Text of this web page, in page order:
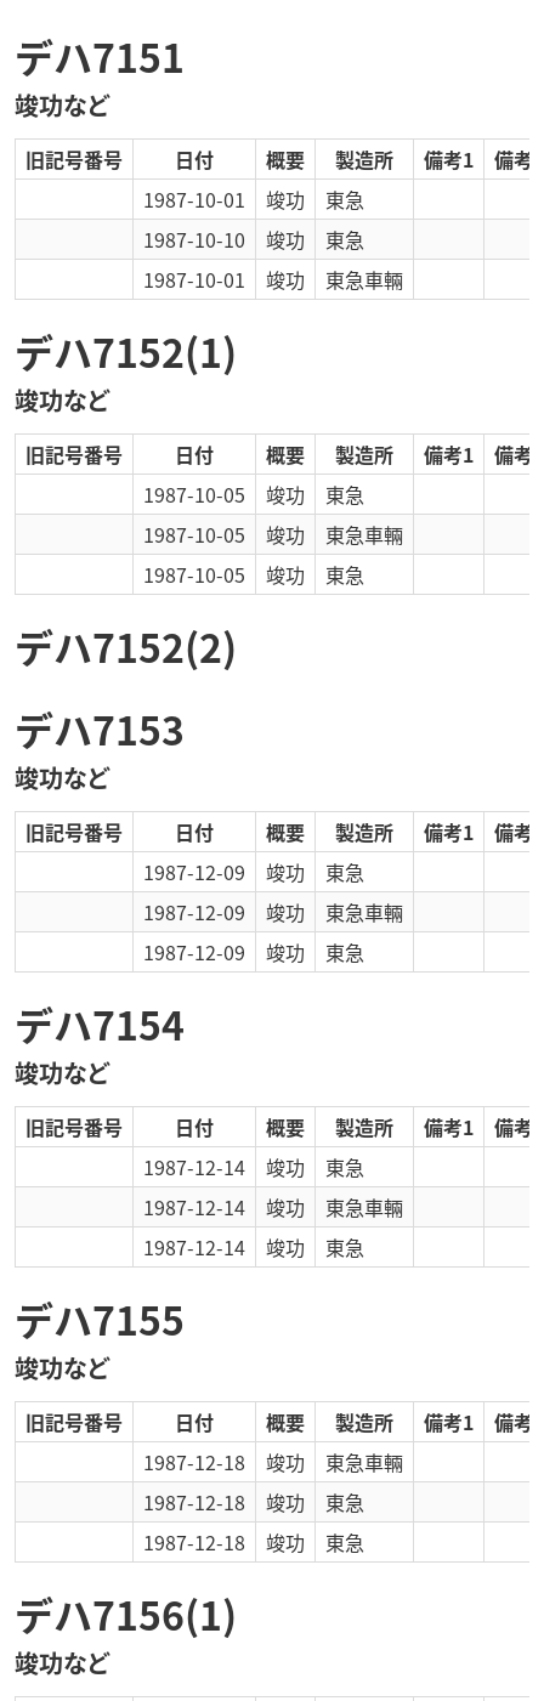
デハ7151
竣功など
旧記号番号 日付 概要 製造所 備考1
備考2
1987-10-01
竣功
東急
1987-10-10
竣功
東急
1987-10-01
竣功 東急車輛
デハ7152(1)
竣功など
旧記号番号 日付 概要 製造所 備考1
備考2
1987-10-05
竣功
東急
1987-10-05
竣功
東急車輛
1987-10-05
竣功 東急
デハ7152(2)
デハ7153
竣功など
旧記号番号 日付 概要 製造所 備考1
備考2
1987-12-09
竣功
東急
1987-12-09
竣功
東急車輛
1987-12-09
竣功 東急
デハ7154
竣功など
旧記号番号 日付 概要 製造所 備考1
備考2
1987-12-14
竣功
東急
1987-12-14
竣功
東急車輛
1987-12-14
竣功 東急
デハ7155
竣功など
旧記号番号 日付 概要 製造所 備考1
備考2
1987-12-18
竣功
東急車輛
1987-12-18
竣功
東急
1987-12-18
竣功 東急
デハ7156(1)
竣功など